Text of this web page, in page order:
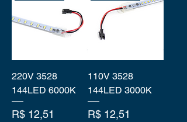
220V 3528
144LED 6000K
Preço
R$ 12,51
110V 3528
144LED 3000K
Preço
R$ 12,51